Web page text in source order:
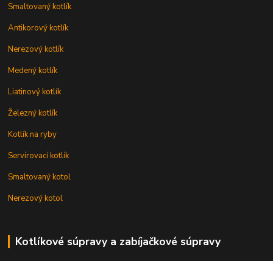
Smaltovaný kotlík
Antikorový kotlík
Nerezový kotlík
Medený kotlík
Liatinový kotlík
Železný kotlík
Kotlík na ryby
Servírovací kotlík
Smaltovaný kotol
Nerezový kotol
Kotlíkové súpravy a zabíjačkové súpravy